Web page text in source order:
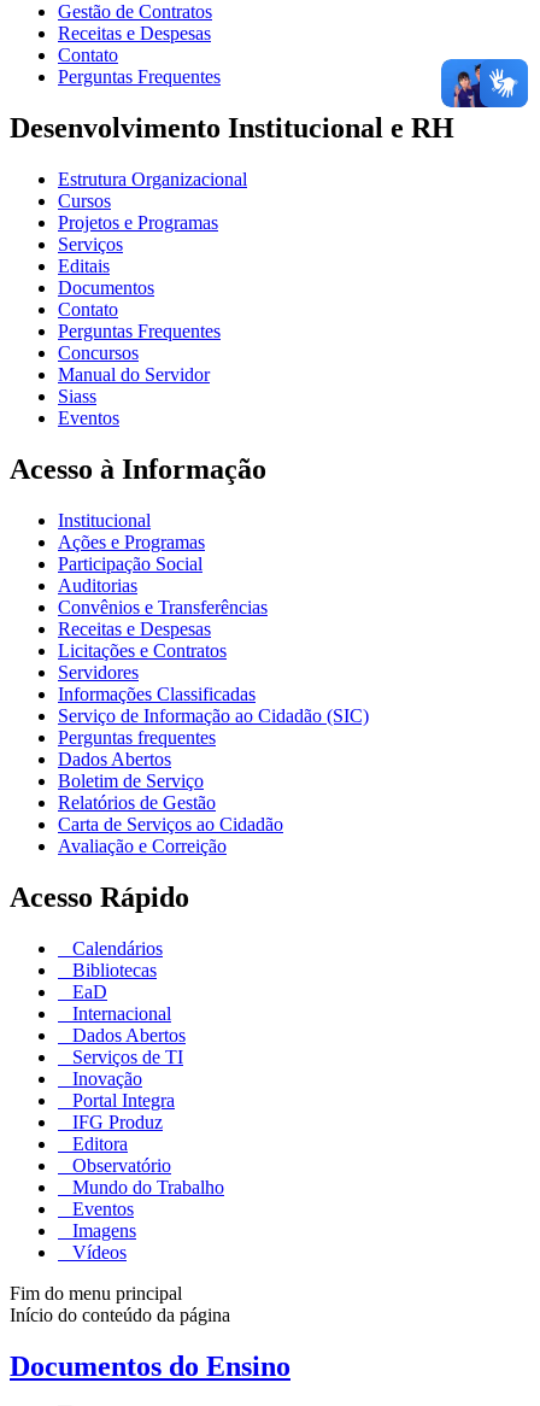
Gestão de Contratos
Receitas e Despesas
Contato
Perguntas Frequentes
Desenvolvimento Institucional e RH
Estrutura Organizacional
Cursos
Projetos e Programas
Serviços
Editais
Documentos
Contato
Perguntas Frequentes
Concursos
Manual do Servidor
Siass
Eventos
Acesso à Informação
Institucional
Ações e Programas
Participação Social
Auditorias
Convênios e Transferências
Receitas e Despesas
Licitações e Contratos
Servidores
Informações Classificadas
Serviço de Informação ao Cidadão (SIC)
Perguntas frequentes
Dados Abertos
Boletim de Serviço
Relatórios de Gestão
Carta de Serviços ao Cidadão
Avaliação e Correição
Acesso Rápido
Calendários
Bibliotecas
EaD
Internacional
Dados Abertos
Serviços de TI
Inovação
Portal Integra
IFG Produz
Editora
Observatório
Mundo do Trabalho
Eventos
Imagens
Vídeos
Fim do menu principal
Início do conteúdo da página
Documentos do Ensino